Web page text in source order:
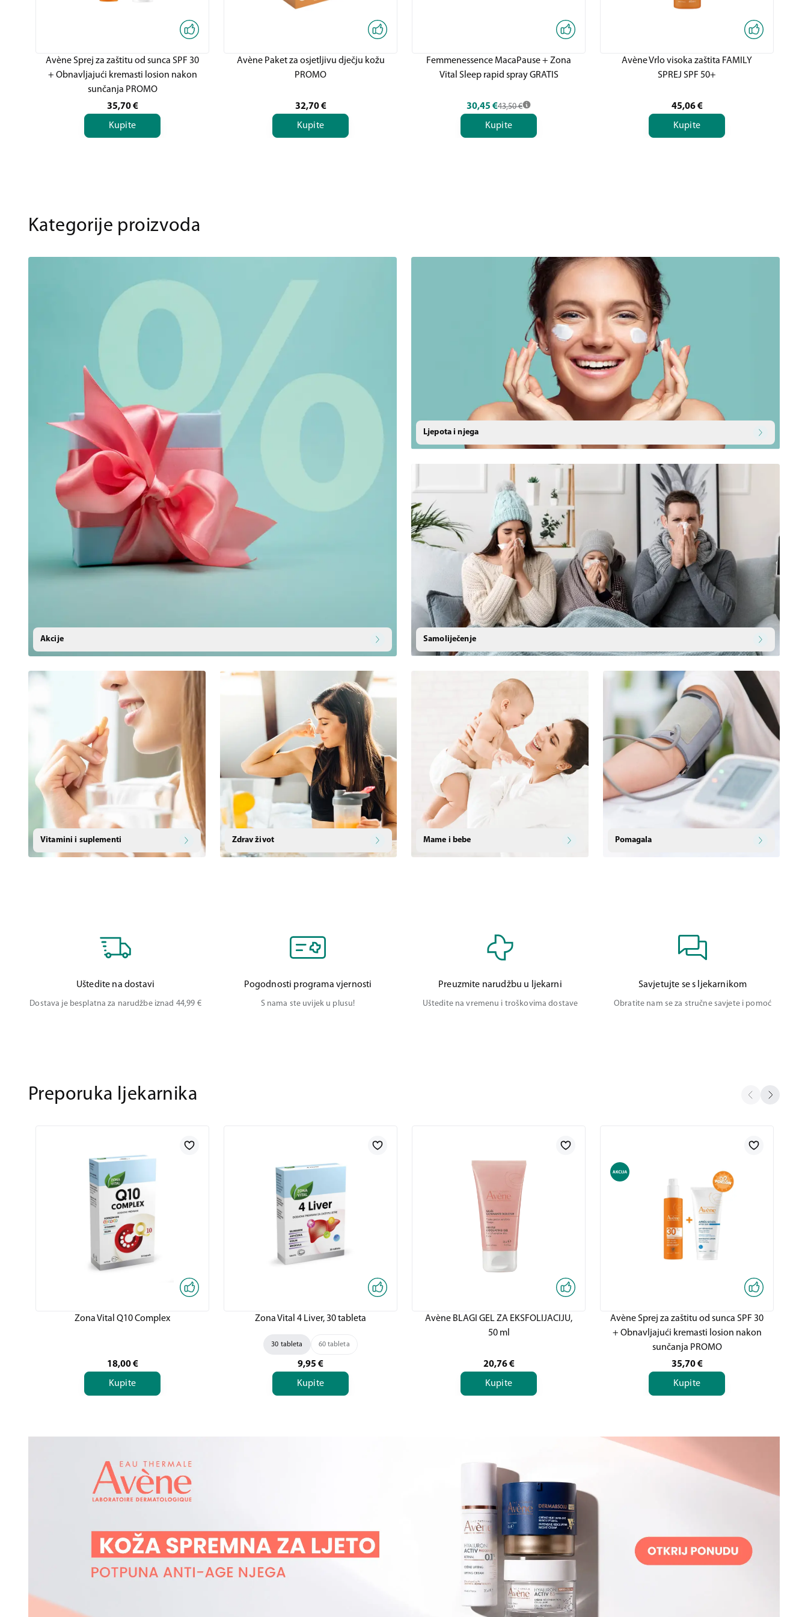
Avène Sprej za zaštitu od sunca SPF 30
+ Obnavljajući kremasti losion nakon
sunčanja PROMO
35,70 €
Kupite
Avène Paket za osjetljivu dječju kožu
PROMO
32,70 €
Kupite
Femmenessence MacaPause + Zona
Vital Sleep rapid spray GRATIS
30,45 €43,50 €
Kupite
Avène Vrlo visoka zaštita FAMILY
SPREJ SPF 50+
45,06 €
Kupite
Kategorije proizvoda
Akcije
Ljepota i njega
Samoliječenje
Vitamini i suplementi Zdrav život Mame i bebe Pomagala
Uštedite na dostavi
Dostava je besplatna za narudžbe iznad 44,99 €
Pogodnosti programa vjernosti
S nama ste uvijek u plusu!
Preuzmite narudžbu u ljekarni
Uštedite na vremenu i troškovima dostave
Savjetujte se s ljekarnikom
Obratite nam se za stručne savjete i pomoć
Preporuka ljekarnika
Zona Vital Q10 Complex
18,00 €
Kupite
Zona Vital 4 Liver, 30 tableta
30 tableta 60 tableta
9,95 €
Kupite
Avène BLAGI GEL ZA EKSFOLIJACIJU,
50 ml
20,76 €
Kupite
Avène Sprej za zaštitu od sunca SPF 30
+ Obnavljajući kremasti losion nakon
sunčanja PROMO
35,70 €
Kupite